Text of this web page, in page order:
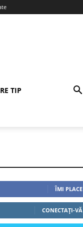
TIP
ÎMI PLACE
CONECTAȚI-VĂ